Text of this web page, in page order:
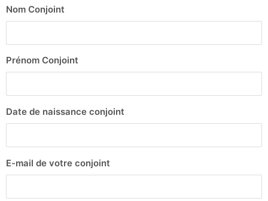
Nom Conjoint
Prénom Conjoint
Date de naissance conjoint
E-mail de votre conjoint